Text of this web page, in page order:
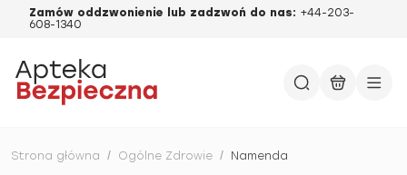
Zamów oddzwonienie lub zadzwoń do nas: +44-203-
608-1340
Strona główna / Ogólne Zdrowie / Namenda